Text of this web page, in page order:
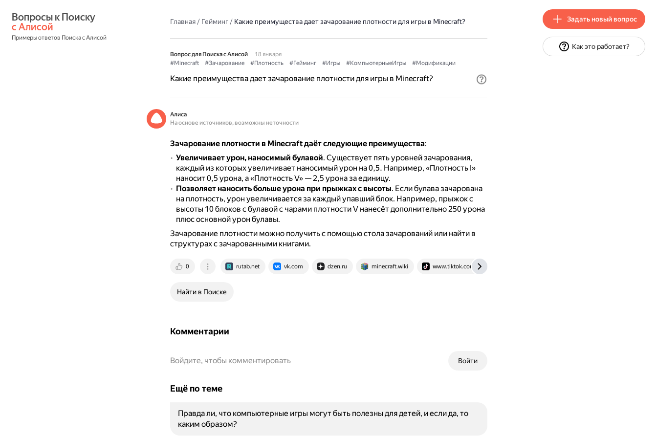
с Алисой
Примеры ответов Поиска с Алисой
Главная/ Гейминг/ Какие преимущества дает зачарование плотности для игры в Minecraft?
Вопрос для Поиска с Алисой
18 января
#Minecraft
#Зачарование #Плотность #Гейминг #Игры #КомпьютерныеИгры #Модификации
Какие преимущества дает зачарование плотности для игры в Minecraft?
Алиса
На основе источников, возможны неточности
Зачарование плотности в Minecraft даёт следующие преимущества:
Увеличивает урон, наносимый булавой. Существует пять уровней зачарования,
каждый из которых увеличивает наносимый урон на 0,5. Например, «Плотность I»
наносит 0,5 урона, а «Плотность V» — 2,5 урона за единицу.
Позволяет наносить больше урона при прыжках с высоты. Если булава зачарована
на плотность, урон увеличивается за каждый упавший блок. Например, прыжок с
высоты 10 блоков с булавой с чарами плотности V нанесёт дополнительно 250 урона
плюс основной урон булавы.
Зачарование плотности можно получить с помощью стола зачарований или найти в
структурах с зачарованными книгами.
0 rutab.net vk.com dzen.ru minecraft.wiki www.tiktok.com
Найти в Поиске
Комментарии
Войти
Войдите, чтобы комментировать
Ещё по теме
Правда ли, что компьютерные игры могут быть полезны для детей, и если да, то
каким образом?
Задать новый вопрос
Как это работает?